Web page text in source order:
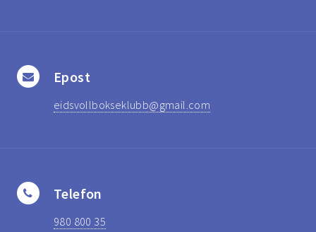
Epost
eidsvollbokseklubb@gmail.com
Telefon
980 800 35